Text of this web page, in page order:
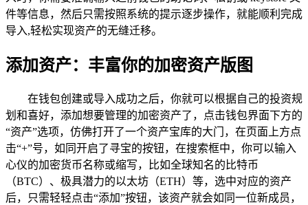
件等信息，然后只需按照系统的提示逐步操作，就能顺利完成
导入,轻松实现资产的无缝迁移。
添加资产：丰富你的加密资产版图
在钱包创建或导入成功之后，你就可以根据自己的投资规
划和喜好，添加想要管理的加密资产了，点击钱包界面下方的
“资产”选项，仿佛打开了一个资产宝库的大门，在页面上方点
击“+”号，如同开启了寻宝的按钮，在搜索框中，你可以输入
心仪的加密货币名称或缩写，比如全球知名的比特币
（BTC）、极具潜力的以太坊（ETH）等，选中对应的资产
后，只需轻轻点击“添加”按钮，该资产就会如同一位新成员，